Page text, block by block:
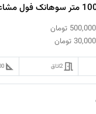
تومان
تومان
2اتاق